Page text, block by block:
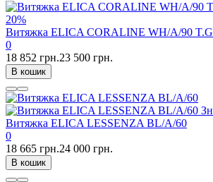
20%
Витяжка ELICA CORALINE WH/A/90
0
18 852 грн.23 500 грн.
В кошик
Витяжка ELICA LESSENZA BL/A/60
0
18 665 грн.24 000 грн.
В кошик